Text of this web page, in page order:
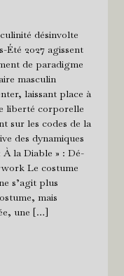
désinvolte
Été 2027 agissent
de paradigme
masculin
laissant place à
liberté corporelle
sur les codes de la
des dynamiques
À la Diable » : Dé-
Le costume
s’agit plus
mais
une […]